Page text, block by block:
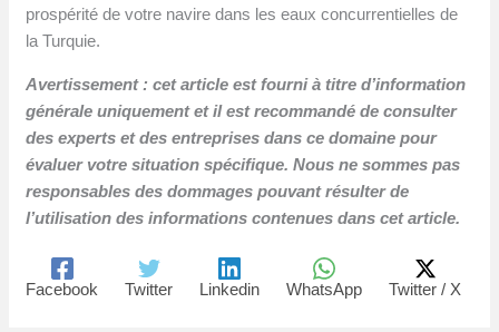
prospérité de votre navire dans les eaux concurrentielles de
la Turquie.
Avertissement : cet article est fourni à titre d’information
générale uniquement et il est recommandé de consulter
des experts et des entreprises dans ce domaine pour
évaluer votre situation spécifique. Nous ne sommes pas
responsables des dommages pouvant résulter de
l’utilisation des informations contenues dans cet article.
Facebook Twitter Linkedin WhatsApp Twitter / X